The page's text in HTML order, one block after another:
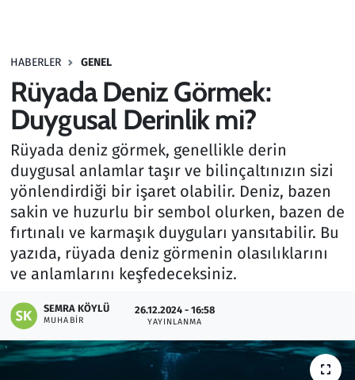
HABERLER GENEL
Rüyada Deniz Görmek:
Duygusal Derinlik mi?
Rüyada deniz görmek, genellikle derin
duygusal anlamlar taşır ve bilinçaltınızın sizi
yönlendirdiği bir işaret olabilir. Deniz, bazen
sakin ve huzurlu bir sembol olurken, bazen de
fırtınalı ve karmaşık duyguları yansıtabilir. Bu
yazıda, rüyada deniz görmenin olasılıklarını
ve anlamlarını keşfedeceksiniz.
SEMRA KÖYLÜ
MUHABIR
26.12.2024 - 16:58
YAYINLANMA
Haber
Kültür Sanat
Kurumsal Haberler
Lezzet Durağı
Memur ve Kamu
Otomobil
Oyun
Ramazan